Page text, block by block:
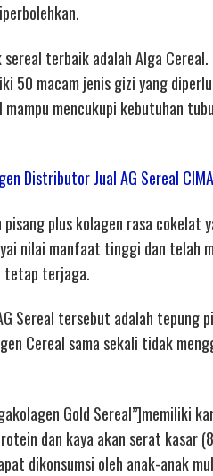
terbaik adalah Alga
50 macam jenis gizi yang
mencukupi kebutuhan
Distributor Jual AG Sereal
plus kolagen rasa cokelat
nilai manfaat tinggi dan telah
tetap terjaga.
Sereal tersebut adalah
Cereal sama sekali tidak
Gold
dan kaya akan serat
dikonsumsi oleh anak-anak